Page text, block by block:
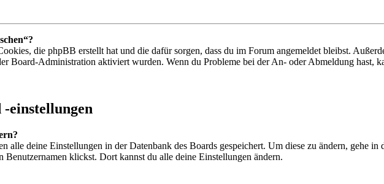
die phpBB erstellt hat und die dafür sorgen, dass du im Forum angemeldet bleibst.
Board-Administration aktiviert wurden. Wenn du Probleme bei der An- oder Abmeldung hast,
einstellungen
alle deine Einstellungen in der Datenbank des Boards gespeichert. Um diese zu ändern, gehe
Benutzernamen klickst. Dort kannst du alle deine Einstellungen ändern.